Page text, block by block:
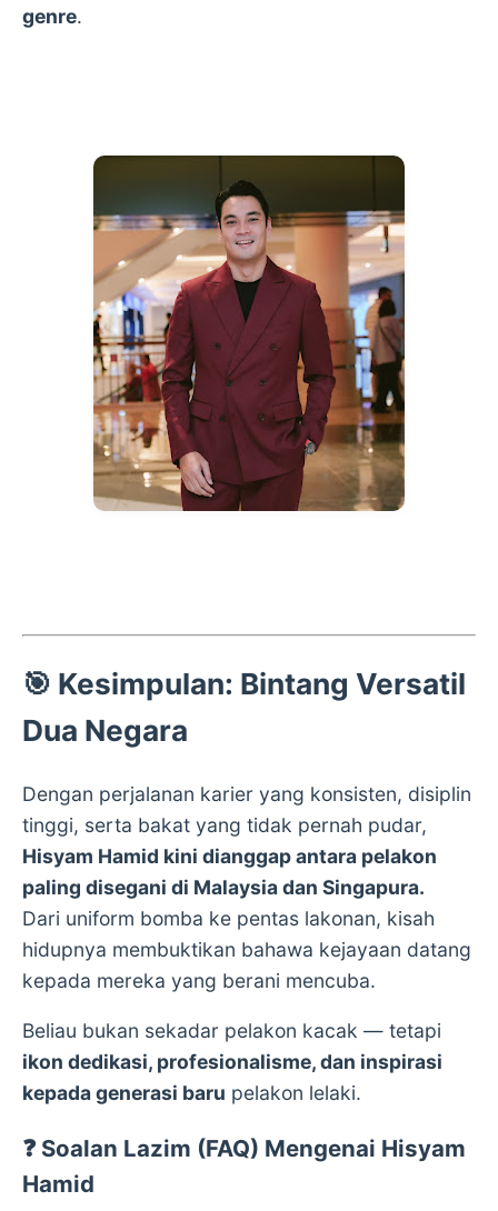
genre.
🎯 Kesimpulan: Bintang Versatil
Dua Negara
Dengan perjalanan karier yang konsisten, disiplin
tinggi, serta bakat yang tidak pernah pudar,
Hisyam Hamid kini dianggap antara pelakon
paling disegani di Malaysia dan Singapura.
Dari uniform bomba ke pentas lakonan, kisah
hidupnya membuktikan bahawa kejayaan datang
kepada mereka yang berani mencuba.
Beliau bukan sekadar pelakon kacak — tetapi
ikon dedikasi, profesionalisme, dan inspirasi
kepada generasi baru pelakon lelaki.
❓ Soalan Lazim (FAQ) Mengenai Hisyam
Hamid